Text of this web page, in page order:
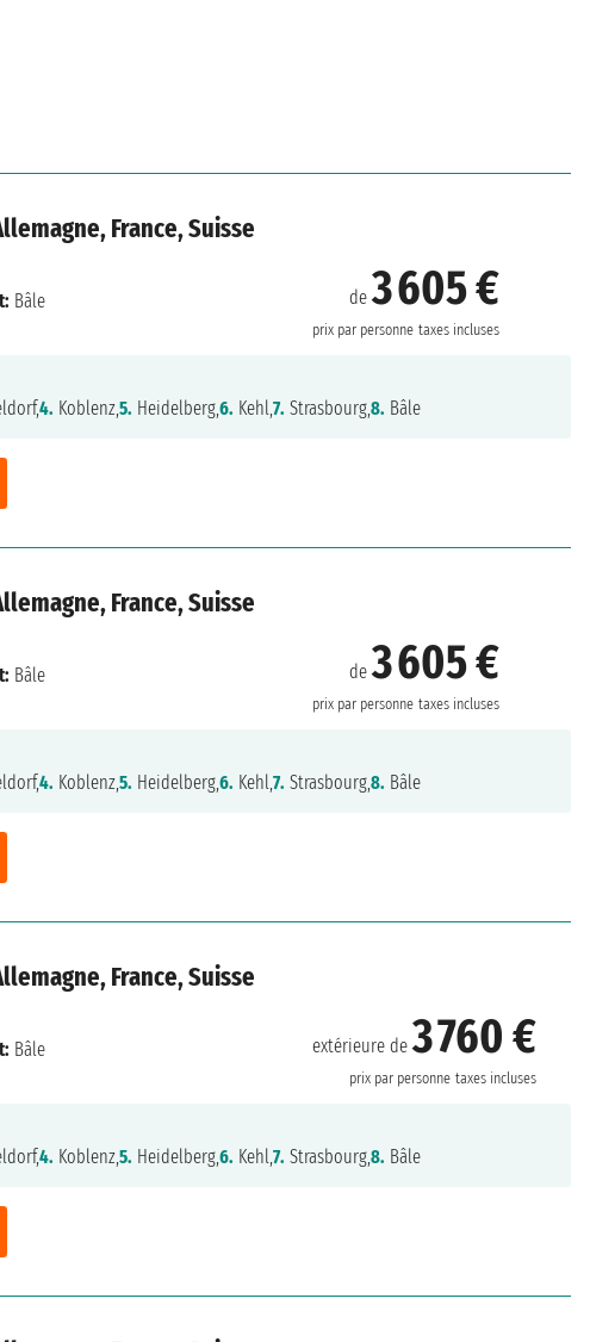
France, Suisse
de3 605 €
prix par personne taxes incluses
Bâle
4. Koblenz,5. Heidelberg,6. Kehl,7. Strasbourg,8. Bâle
France, Suisse
de3 605 €
prix par personne taxes incluses
Bâle
4. Koblenz,5. Heidelberg,6. Kehl,7. Strasbourg,8. Bâle
France, Suisse
extérieure de3 760 €
prix par personne taxes incluses
Bâle
4. Koblenz,5. Heidelberg,6. Kehl,7. Strasbourg,8. Bâle